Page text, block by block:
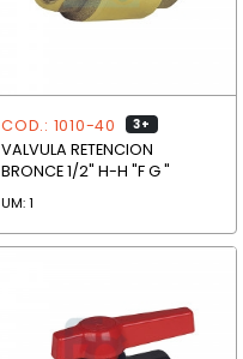
COD.: 1010-40 3+
VALVULA RETENCION
BRONCE 1/2" H-H "F G "
UM: 1